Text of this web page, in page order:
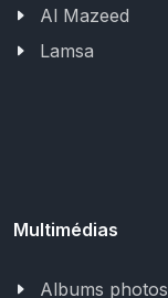
Al Mazeed
Lamsa
Multimédias
Albums photos